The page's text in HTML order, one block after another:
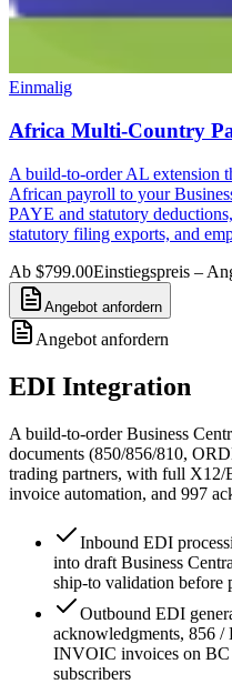
Einmalig
Africa Multi-Country
A build-to-order AL extension
African payroll to your
PAYE and statutory
statutory filing exports, and
Ab $799.00Einstiegspreis –
Angebot anfordern
Angebot anfordern
EDI Integration
A build-to-order Business
documents (850/856/810,
trading partners, with full
invoice automation, and 997
Inbound EDI
into draft Business
ship-to validation before
Outbound EDI
acknowledgments, 856
INVOIC invoices on BC
subscribers